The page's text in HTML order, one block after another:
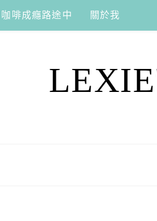
咖啡成癮路途中 關於我